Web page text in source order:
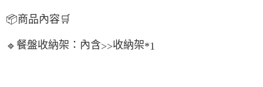
📦商品內容 🛒
🔹 餐盤收納架：內含>>收納架*1